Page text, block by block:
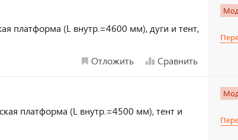
платформа (L внутр.=4600 мм), дуги и тент,
Отложить
Сравнить
платформа (L внутр.=4500 мм), тент и